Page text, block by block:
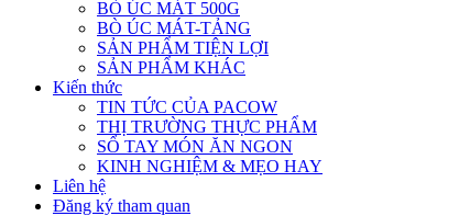
BÒ ÚC MÁT 500G
BÒ ÚC MÁT-TẢNG
SẢN PHẨM TIỆN LỢI
SẢN PHẨM KHÁC
Kiến thức
TIN TỨC CỦA PACOW
THỊ TRƯỜNG THỰC PHẨM
SỔ TAY MÓN ĂN NGON
KINH NGHIỆM & MẸO HAY
Liên hệ
Đăng ký tham quan